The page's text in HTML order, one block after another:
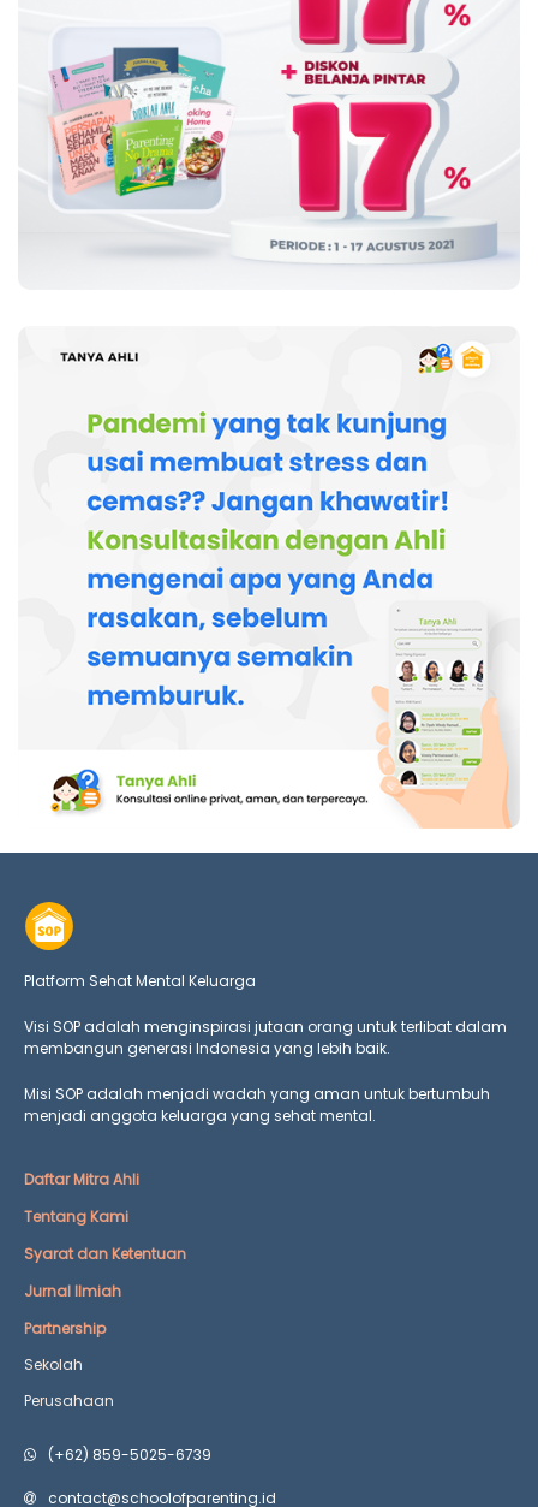
Platform Sehat Mental Keluarga
Visi SOP adalah menginspirasi jutaan orang untuk terlibat dalam
membangun generasi Indonesia yang lebih baik.
Misi SOP adalah menjadi wadah yang aman untuk bertumbuh
menjadi anggota keluarga yang sehat mental.
Daftar Mitra Ahli
Tentang Kami
Syarat dan Ketentuan
Jurnal Ilmiah
Partnership
Sekolah
Perusahaan
(+62) 859-5025-6739
contact@schoolofparenting.id